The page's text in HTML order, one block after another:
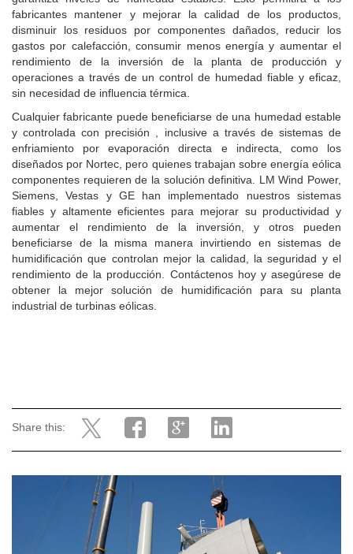
fabricantes mantener y mejorar la calidad de los productos,
disminuir los residuos por componentes dañados, reducir los
gastos por calefacción, consumir menos energía y aumentar el
rendimiento de la inversión de la planta de producción y
operaciones a través de un control de humedad fiable y eficaz,
sin necesidad de influencia térmica.
Cualquier fabricante puede beneficiarse de una humedad estable
y controlada con precisión , inclusive a través de sistemas de
enfriamiento por evaporación directa e indirecta, como los
diseñados por Nortec, pero quienes trabajan sobre energía eólica
componentes requieren de la solución definitiva. LM Wind Power,
Siemens, Vestas y GE han implementado nuestros sistemas
fiables y altamente eficientes para mejorar su productividad y
aumentar el rendimiento de la inversión, y otros pueden
beneficiarse de la misma manera invirtiendo en sistemas de
humidificación que controlan mejor la calidad, la seguridad y el
rendimiento de la producción. Contáctenos hoy y asegúrese de
obtener la mejor solución de humidificación para su planta
industrial de turbinas eólicas.
Share this: